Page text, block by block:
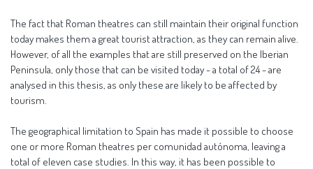
The fact that Roman theatres can still maintain their original function
today makes them a great tourist attraction, as they can remain alive.
However, of all the examples that are still preserved on the Iberian
Peninsula, only those that can be visited today - a total of 24 - are
analysed in this thesis, as only these are likely to be affected by
tourism.
The geographical limitation to Spain has made it possible to choose
one or more Roman theatres per comunidad autónoma, leaving a
total of eleven case studies. In this way, it has been possible to